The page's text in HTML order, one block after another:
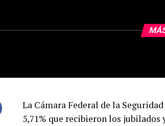
La Cámara Federal de la
5,71% que recibieron los jubilados